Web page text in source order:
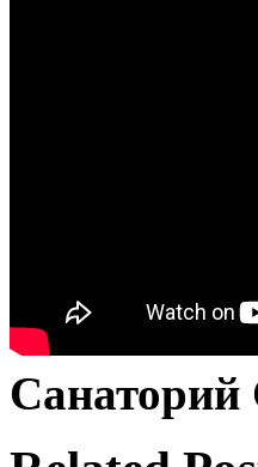
Санаторий